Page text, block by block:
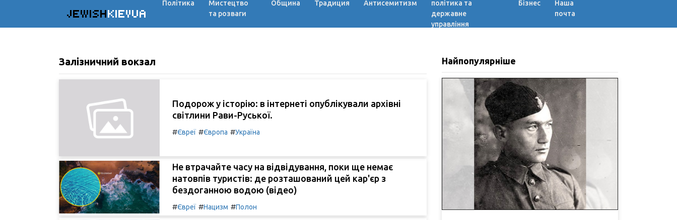
JEWISHKIEVUA
Політика
Мистецтво
та розваги
Община Традиция Антисемитизм
політика та
державне
управління
Бізнес
Наша
почта
Залізничний вокзал
Подорож у історію: в інтернеті опублікували архівні
світлини Рави-Руської.
#Євреї #Європа #Україна
Не втрачайте часу на відвідування, поки ще немає
натовпів туристів: де розташований цей кар'єр з
бездоганною водою (відео)
#Євреї #Нацизм #Полон
Найпопулярніше